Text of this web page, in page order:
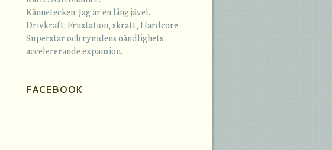
Kännetecken: Jag är en lång jävel.
Drivkraft: Frustation, skratt, Hardcore
Superstar och rymdens oändlighets
accelererande expansion.
FACEBOOK